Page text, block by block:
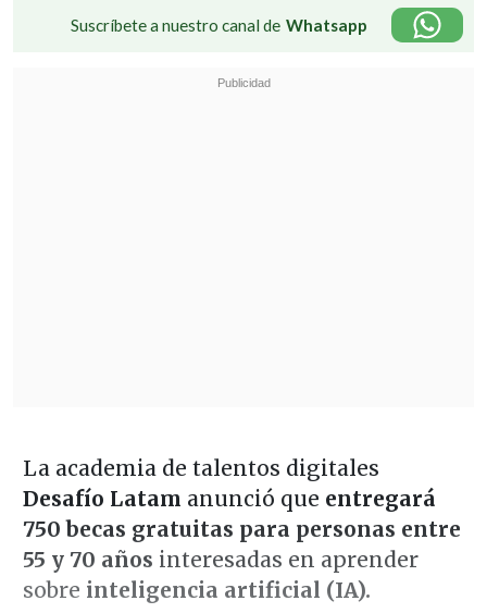
Suscríbete a nuestro canal de Whatsapp
La academia de talentos digitales
Desafío Latam anunció que entregará
750 becas gratuitas para personas entre
55 y 70 años interesadas en aprender
sobre inteligencia artificial (IA).